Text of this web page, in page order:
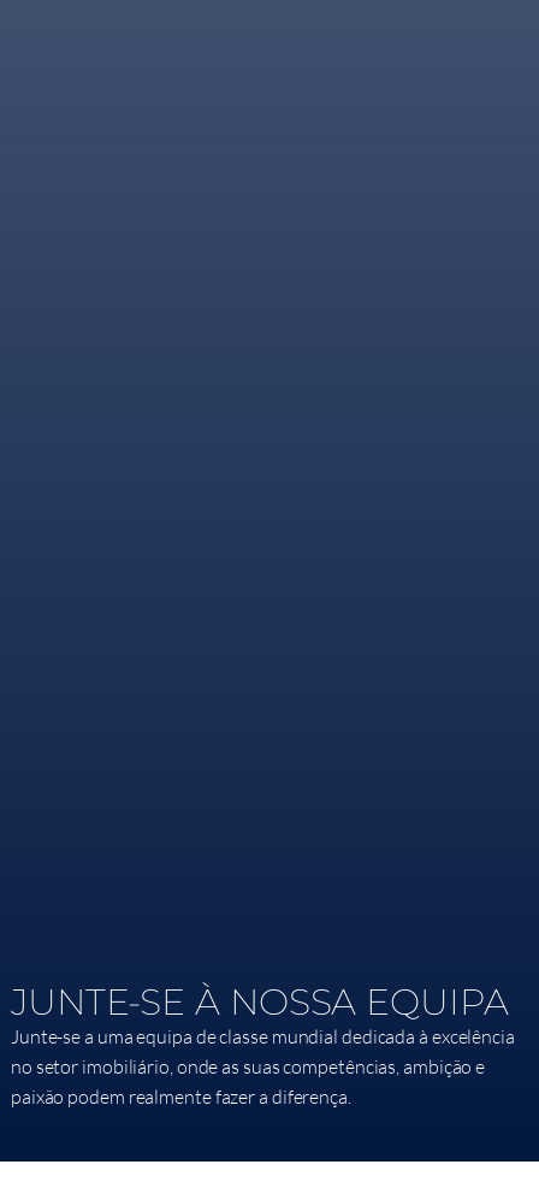
JUNTE-SE À NOSSA EQUIPA
Junte-se a uma equipa de classe mundial dedicada à excelência
no setor imobiliário, onde as suas competências, ambição e
paixão podem realmente fazer a diferença.